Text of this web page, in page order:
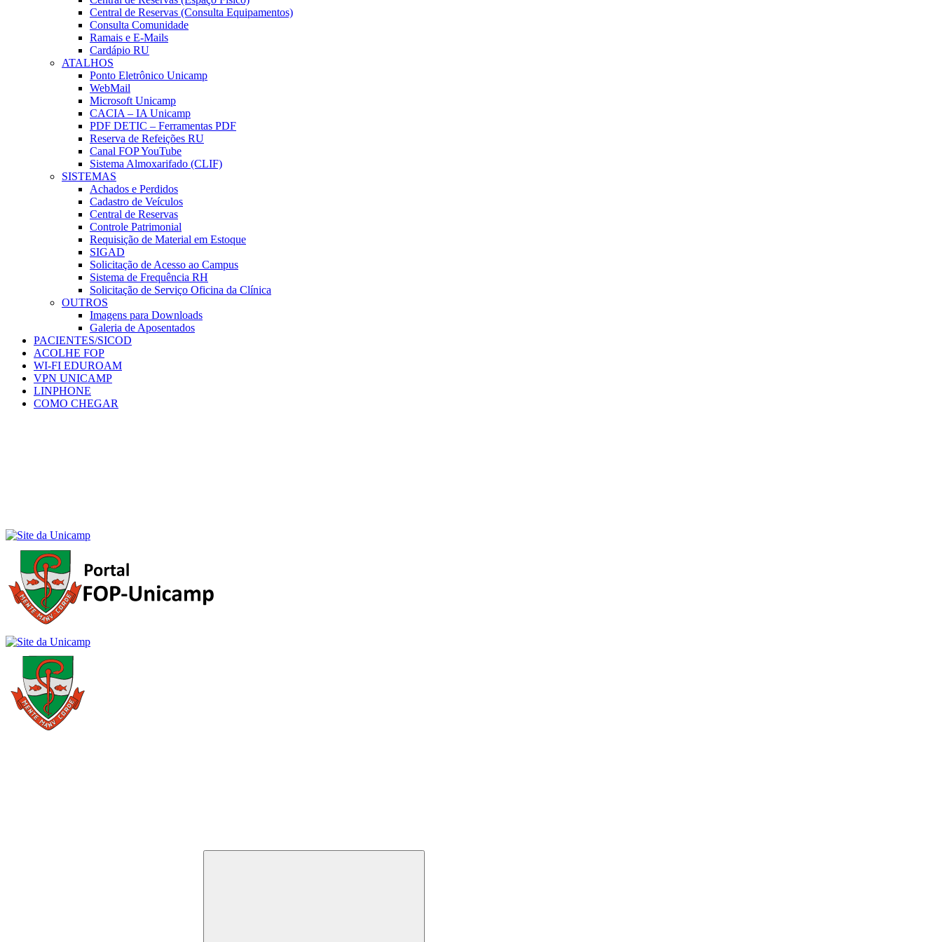
Central de Reservas (Consulta Equipamentos)
Consulta Comunidade
Ramais e E-Mails
Cardápio RU
ATALHOS
Ponto Eletrônico Unicamp
WebMail
Microsoft Unicamp
CACIA – IA Unicamp
PDF DETIC – Ferramentas PDF
Reserva de Refeições RU
Canal FOP YouTube
Sistema Almoxarifado (CLIF)
SISTEMAS
Achados e Perdidos
Cadastro de Veículos
Central de Reservas
Controle Patrimonial
Requisição de Material em Estoque
SIGAD
Solicitação de Acesso ao Campus
Sistema de Frequência RH
Solicitação de Serviço Oficina da Clínica
OUTROS
Imagens para Downloads
Galeria de Aposentados
PACIENTES/SICOD
ACOLHE FOP
WI-FI EDUROAM
VPN UNICAMP
LINPHONE
COMO CHEGAR